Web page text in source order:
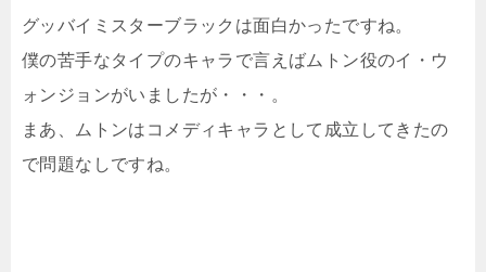
グッバイミスターブラックは面白かったですね。
僕の苦手なタイプのキャラで言えばムトン役のイ・ウ
ォンジョンがいましたが・・・。
まあ、ムトンはコメディキャラとして成立してきたの
で問題なしですね。